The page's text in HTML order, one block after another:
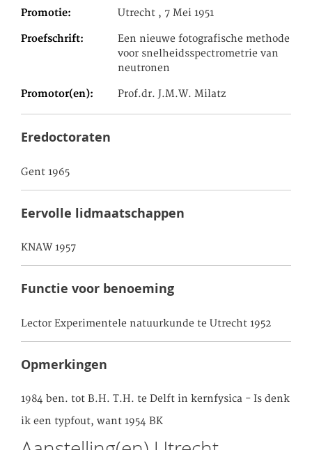
Promotie Utrecht , 7 Mei 1951
Proefschrift
Een nieuwe fotografische methode
voor snelheidsspectrometrie van
neutronen
Promotor(en) Prof.dr. J.M.W. Milatz
Eredoctoraten
Gent 1965
Eervolle lidmaatschappen
KNAW 1957
Functie voor benoeming
Lector Experimentele natuurkunde te Utrecht 1952
Opmerkingen
1984 ben. tot B.H. T.H. te Delft in kernfysica - Is denk
ik een typfout, want 1954 BK